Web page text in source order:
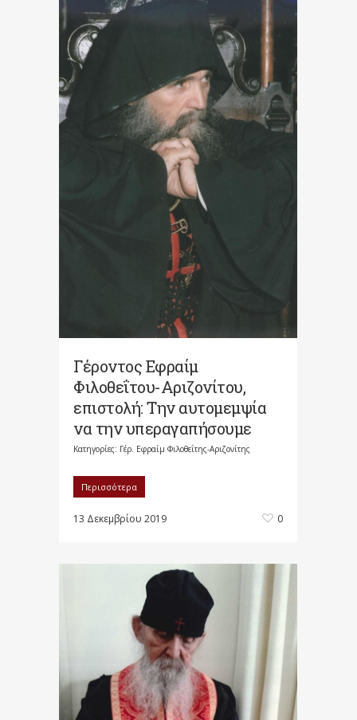
Γέροντος Εφραίμ
Φιλοθεΐτου-Αριζονίτου,
επιστολή: Την αυτομεμψία
να την υπεραγαπήσουμε
Κατηγορίες: Γέρ. Εφραίμ Φιλοθεΐτης-Αριζονίτης
Περισσότερα
13 Δεκεμβρίου 2019 0